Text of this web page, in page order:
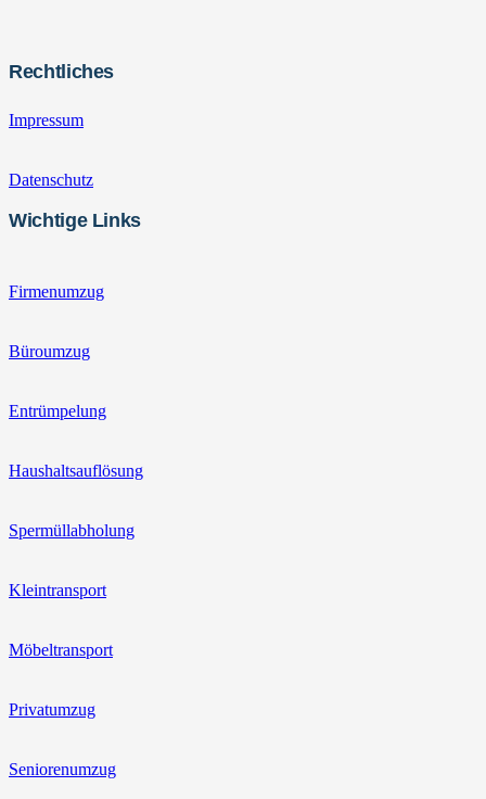
Rechtliches
Impressum
Datenschutz
Wichtige Links
Firmenumzug
Büroumzug
Entrümpelung
Haushaltsauflösung
Spermüllabholung
Kleintransport
Möbeltransport
Privatumzug
Seniorenumzug